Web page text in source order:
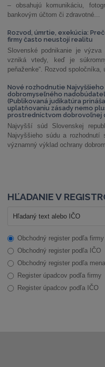
– obsahujú komunikáciu,
bankovým účtom či zdravotné...
Rozvod, úmrtie, exekúcia:
firmy často neustojí realitu
Slovenské podnikanie je
vzniká vtedy, keď je
peňaženke“. Rozvod
Nové rozhodnutie
dobromyseľného
(Publikovaná judikatúra
uplatňovaniu zásady nemo
prostredníctvom dobrovoľnej
Najvyšší súd Slovenskej
Najvyššieho súdu a rozhodnutí
významný výklad ochrany
HĽADANIE V
Obchodný register podľa firmy
Obchodný register podľa IČO
Obchodný register podľa mena
Register úpadcov podľa firmy
Register úpadcov podľa IČO